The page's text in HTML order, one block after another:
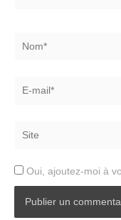
mail*
Oui, ajoutez-moi à